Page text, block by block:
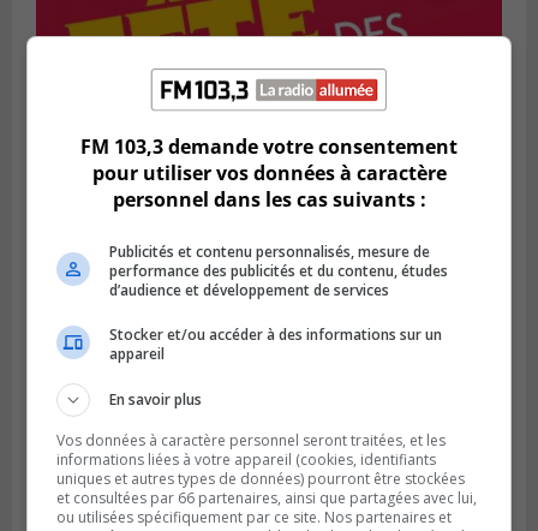
SAINT-BRUNO-DE-MONTARVILLE
Publié le 2 août 2026 à 08h06
La Fête des parcs est de retour à Saint-
SAINT-CATHERINE
FM 103,3 demande votre consentement
pour utiliser vos données à caractère
personnel dans les cas suivants :
Publicités et contenu personnalisés, mesure de
performance des publicités et du contenu, études
d’audience et développement de services
Stocker et/ou accéder à des informations sur un
appareil
En savoir plus
Vos données à caractère personnel seront traitées, et les
informations liées à votre appareil (cookies, identifiants
uniques et autres types de données) pourront être stockées
et consultées par 66 partenaires, ainsi que partagées avec lui,
ou utilisées spécifiquement par ce site. Nos partenaires et